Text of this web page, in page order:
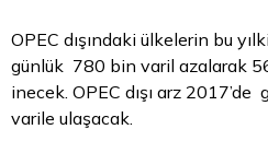
OPEC dışındaki ülkelerin bu
günlük 780 bin varil azalarak
inecek. OPEC dışı arz
varile ulaşacak.